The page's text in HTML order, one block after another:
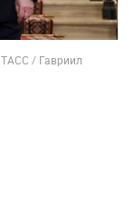
/ Гавриил